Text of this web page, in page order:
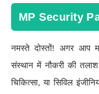
MP Security
नमस्ते दोस्तों! अगर आप
संस्थान में नौकरी की
चिकित्सा, या सिविल